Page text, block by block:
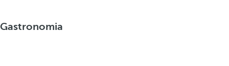
Gastronomia